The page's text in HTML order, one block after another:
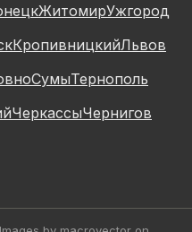
ЖитомирУжгород
КропивницкийЛьвов
СумыТернополь
ЧеркассыЧернигов